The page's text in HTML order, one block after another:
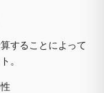
することによって
。